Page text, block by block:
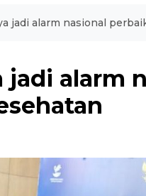
jadi alarm nasional
jadi alarm